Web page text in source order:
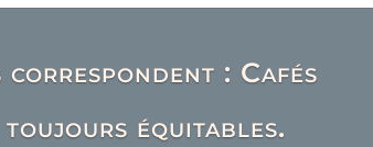
correspondent : Cafés
toujours équitables.